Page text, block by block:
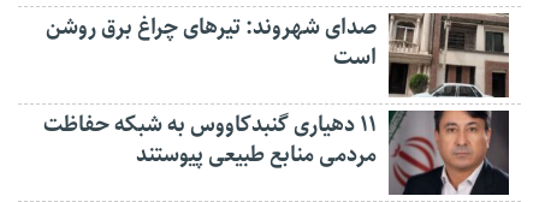
صدای شهروند: تیرهای چراغ برق روشن
است
۱۱ دهیاری گنبدکاووس به شبکه حفاظت
مردمی منابع طبیعی پیوستند